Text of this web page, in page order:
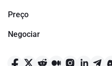
Preço
Negociar